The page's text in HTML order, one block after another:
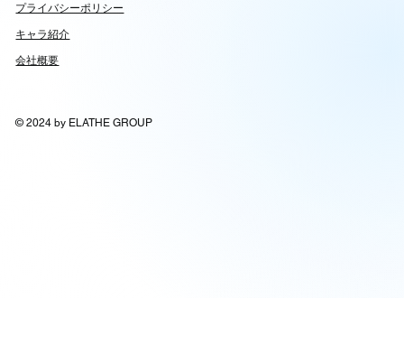
© 2024 by ELATHE GROUP
​プライバシーポリシー
キャラ紹介
会社概要